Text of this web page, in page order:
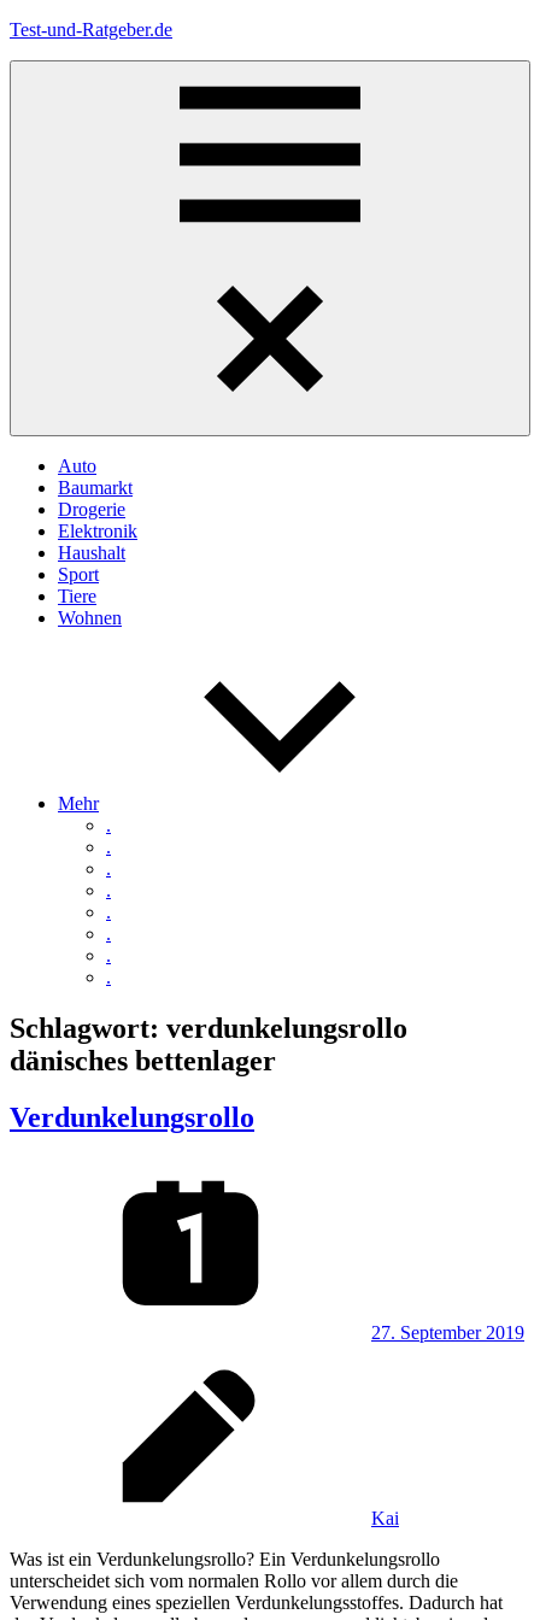
Zum
Test-und-Ratgeber.de
Auto
Baumarkt
Drogerie
Elektronik
Haushalt
Sport
Tiere
Wohnen
Mehr
.
.
.
.
.
.
.
.
Schlagwort: verdunkelungsrollo
dänisches bettenlager
Verdunkelungsrollo
27. September 2019
Kai
Was ist ein Verdunkelungsrollo? Ein Verdunkelungsrollo
unterscheidet sich vom normalen Rollo vor allem durch die
Verwendung eines speziellen Verdunkelungsstoffes. Dadurch hat